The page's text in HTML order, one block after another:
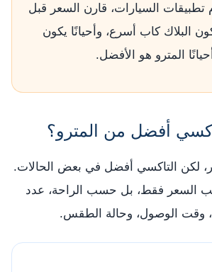
تطبيقات السيارات، قارن السعر قبل
البلاك كاب أسرع، وأحيانًا يكون
المترو هو الأفضل.
أفضل من المترو؟
لكن التاكسي أفضل في بعض الحالات.
السعر فقط، بل حسب الراحة، عدد
وقت الوصول، وحالة الطقس.